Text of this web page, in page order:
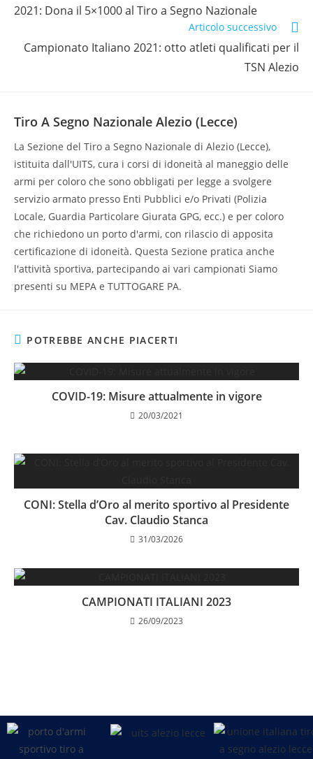
2021: Dona il 5×1000 al Tiro a Segno Nazionale
Articolo successivo
Campionato Italiano 2021: otto atleti qualificati per il
TSN Alezio
Tiro A Segno Nazionale Alezio (Lecce)
La Sezione del Tiro a Segno Nazionale di Alezio (Lecce),
istituita dall'UITS, cura i corsi di idoneità al maneggio delle
armi per coloro che sono obbligati per legge a svolgere
servizio armato presso Enti Pubblici e/o Privati (Polizia
Locale, Guardia Particolare Giurata GPG, ecc.) e per coloro
che richiedono un porto d'armi, con rilascio di apposita
certificazione di idoneità. Questa Sezione pratica anche
l'attività sportiva, partecipando ai vari campionati Siamo
presenti su MEPA e TUTTOGARE PA.
POTREBBE ANCHE PIACERTI
COVID-19: Misure attualmente in vigore
20/03/2021
CONI: Stella d’Oro al merito sportivo al Presidente
Cav. Claudio Stanca
31/03/2026
CAMPIONATI ITALIANI 2023
26/09/2023